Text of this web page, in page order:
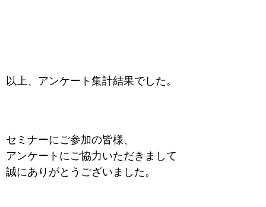
以上、アンケート集計結果でした。
セミナーにご参加の皆様、
アンケートにご協力いただきまして
誠にありがとうございました。